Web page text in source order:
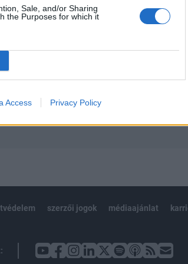
Sale, and/or Sharing
the Purposes for which it
Access Privacy Policy
szerzői jogok médiaajánlat